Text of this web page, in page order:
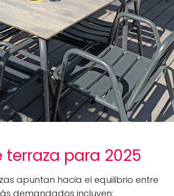
para 2025
apuntan hacia el equilibrio entre
demandados incluyen: